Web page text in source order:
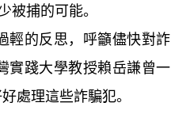
捕的可能。
的反思，呼籲儘快對詐
實踐大學教授賴岳謙曾一
處理這些詐騙犯。